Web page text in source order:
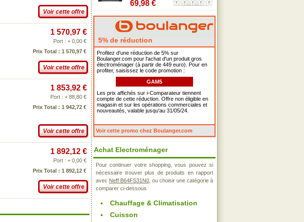
Voir cette offre
1 570,97 €
Port : + 0,00 €
Prix Total : 1 570,97 €
Voir cette offre
1 853,92 €
Port : + 88,80 €
Prix Total : 1 942,72 €
Voir cette offre
1 892,12 €
Port : + 0,00 €
Prix Total : 1 892,12 €
Voir cette offre
69,98 €
5% de réduction
Profitez d'une réduction de 5% sur
Boulanger.com pour l'achat d'un produit gros
électroménager (à partir de 449 euro). Pour en
profiter, saisissez le code promotion :
GAM5
Les prix affichés sur i-Comparateur tiennent
compte de cette réduction. Offre non éligible en
magasin et sur les opérations commerciales et
nouveautés, valable jusqu'au 31/05/24.
Voir cette promo chez Boulanger.com
Achat Electroménager
Pour continuer votre shopping, vous pouvez si
nécessaire trouver plus de produits en rapport
avec Neff B64FS31N0 , ou choisir une catégorie à
comparer ci-dessous
Chauffage & Climatisation
Cuisson